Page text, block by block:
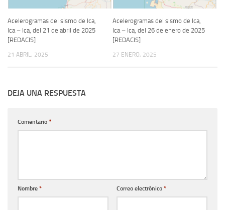
Acelerogramas del sismo de Ica,
Ica – Ica, del 21 de abril de 2025
[REDACIS]
21 ABRIL, 2025
Acelerogramas del sismo de Ica,
Ica – Ica, del 26 de enero de 2025
[REDACIS]
27 ENERO, 2025
DEJA UNA RESPUESTA
Comentario *
Nombre * Correo electrónico *